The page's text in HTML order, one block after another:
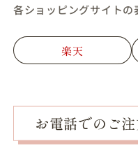
各ショッピングサイト
楽天
お電話でのご